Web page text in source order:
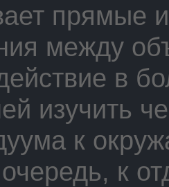
прямые
между
в
изучить
к
к